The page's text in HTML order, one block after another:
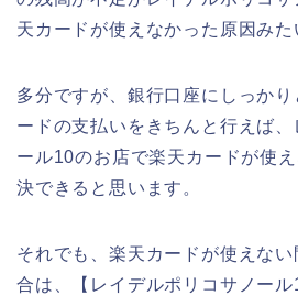
天カードが使えなかった原因みた
多分ですが、銀行口座にしっか
ードの支払いをきちんと行えば、
ール10のお店で楽天カードが使
決できると思います。
それでも、楽天カードが使えな
合は、【レイデルポリコサノー